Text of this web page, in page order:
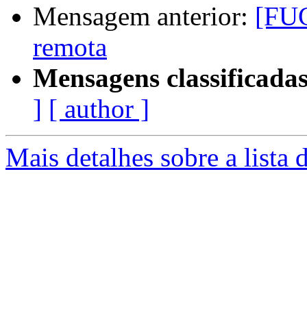
Mensagem anterior:
remota
Mensagens
] [ author ]
Mais detalhes sobre a lista